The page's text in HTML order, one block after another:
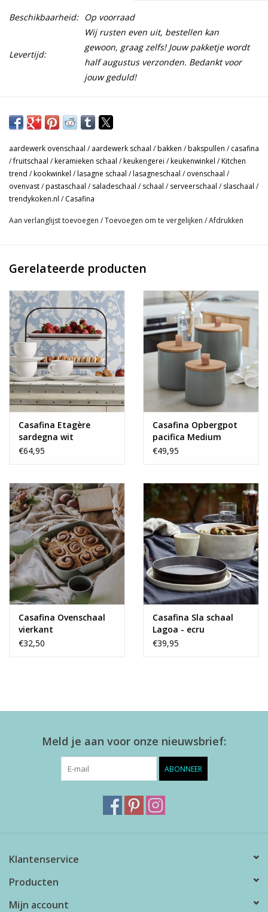
Beschikbaarheid: Op voorraad
Levertijd:
Wij rusten even uit, bestellen kan
gewoon, graag zelfs! Jouw pakketje wordt
half augustus verzonden. Bedankt voor
jouw geduld!
van fijn steengoed. Deze ovenschaal is geschikt om te
magnetron, vaatwasser en diepvries.
- Vierkante schaal : 25 x 25 (grip 31 cm). Hoogte 8,1 cm. Inhoud
2,4 l.
aardewerk ovenschaal / aardewerk schaal /bakken /bakspullen / casafina
/fruitschaal /keramieken schaal /keukengerei /keukenwinkel /Kitchen
trend /kookwinkel /lasagne schaal /lasagneschaal / ovenschaal /
ovenvast/pastaschaal / saladeschaal / schaal / serveerschaal / slaschaal /
trendykoken.nl / Casafina
Aan verlanglijst toevoegen /Toevoegen om te vergelijken /Afdrukken
Gerelateerde producten
Casafina Etagère
sardegna wit
€64,95
Casafina Opbergpot
pacifica Medium
€49,95
Casafina Ovenschaal
vierkant
€32,50
Casafina Sla schaal
Lagoa - ecru
€39,95
Meld je aan voor onze nieuwsbrief:
ABONNEER
Klantenservice
Producten
Mijn account